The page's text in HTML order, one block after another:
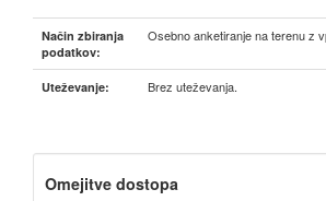
Način zbiranja
podatkov:
Osebno anketiranje na terenu z
Uteževanje: Brez uteževanja.
Omejitve dostopa